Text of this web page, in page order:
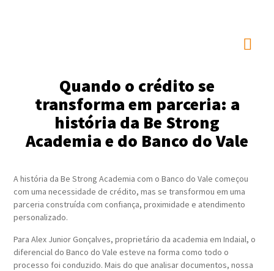
Quando o crédito se
transforma em parceria: a
história da Be Strong
Academia e do Banco do Vale
A história da Be Strong Academia com o Banco do Vale começou
com uma necessidade de crédito, mas se transformou em uma
parceria construída com confiança, proximidade e atendimento
personalizado.
Para Alex Junior Gonçalves, proprietário da academia em Indaial, o
diferencial do Banco do Vale esteve na forma como todo o
processo foi conduzido. Mais do que analisar documentos, nossa